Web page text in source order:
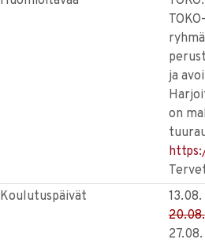
ja
on
Koulutuspäivät
13.08.
20.08.
27.08.